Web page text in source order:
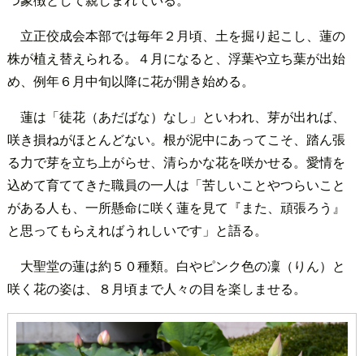
立正佼成会本部では毎年２月頃、土を掘り起こし、蓮の
株が植え替えられる。４月になると、浮葉や立ち葉が出始
め、例年６月中旬以降に花が開き始める。
蓮は「徒花（あだばな）なし」といわれ、芽が出れば、
咲き損ねがほとんどない。根が泥中にあってこそ、踏ん張
る力で芽を立ち上がらせ、清らかな花を咲かせる。愛情を
込めて育ててきた職員の一人は「苦しいことやつらいこと
がある人も、一所懸命に咲く蓮を見て『また、頑張ろう』
と思ってもらえればうれしいです」と語る。
大聖堂の蓮は約５０種類。白やピンク色の凜（りん）と
咲く花の姿は、８月頃まで人々の目を楽しませる。